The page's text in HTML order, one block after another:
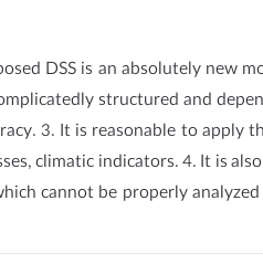
DSS is an absolutely new
structured and
3. It is reasonable to apply
climatic indicators. 4. It is
cannot be properly